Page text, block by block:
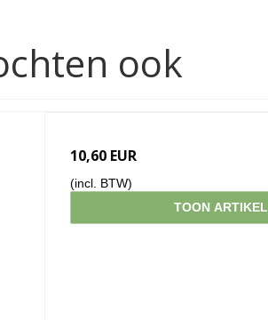
ook
10,60 EUR
(incl. BTW)
TOON ARTIKEL